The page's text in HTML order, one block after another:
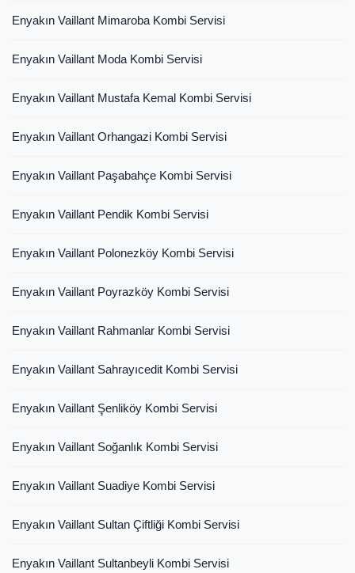
Enyakın Vaillant Mimaroba Kombi Servisi
Enyakın Vaillant Moda Kombi Servisi
Enyakın Vaillant Mustafa Kemal Kombi Servisi
Enyakın Vaillant Orhangazi Kombi Servisi
Enyakın Vaillant Paşabahçe Kombi Servisi
Enyakın Vaillant Pendik Kombi Servisi
Enyakın Vaillant Polonezköy Kombi Servisi
Enyakın Vaillant Poyrazköy Kombi Servisi
Enyakın Vaillant Rahmanlar Kombi Servisi
Enyakın Vaillant Sahrayıcedit Kombi Servisi
Enyakın Vaillant Şenliköy Kombi Servisi
Enyakın Vaillant Soğanlık Kombi Servisi
Enyakın Vaillant Suadiye Kombi Servisi
Enyakın Vaillant Sultan Çiftliği Kombi Servisi
Enyakın Vaillant Sultanbeyli Kombi Servisi